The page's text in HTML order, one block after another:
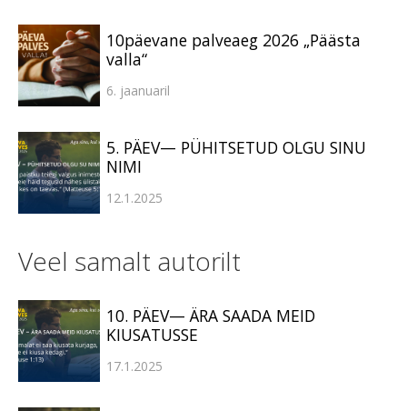
10päevane palveaeg 2026 „Päästa
valla“
6. jaanuaril
5. PÄEV— PÜHITSETUD OLGU SINU
NIMI
12.1.2025
Veel samalt autorilt
10. PÄEV— ÄRA SAADA MEID
KIUSATUSSE
17.1.2025